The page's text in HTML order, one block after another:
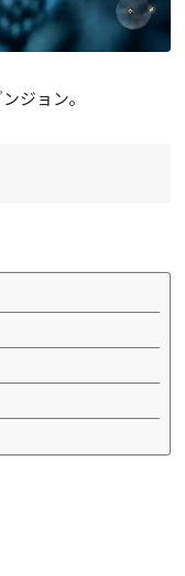
ジョン。